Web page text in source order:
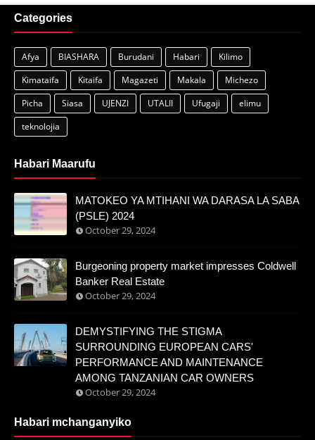
Categories
Afya BIASHARA Burudani Habari
Kilimo
Kimataifa
Kitaifa Magazeti Makala
Michezo
Picha
Siasa UJENZI UTALII Ufugaji
elimu
teknolojia
Habari Maarufu
MATOKEO YA MTIHANI WA DARASA LA SABA
(PSLE) 2024
October 29, 2024
Burgeoning property market impresses Coldwell
Banker Real Estate
October 29, 2024
DEMYSTIFYING THE STIGMA
SURROUNDING EUROPEAN CARS'
PERFORMANCE AND MAINTENANCE
AMONG TANZANIAN CAR OWNERS
October 29, 2024
Habari mchanganyiko